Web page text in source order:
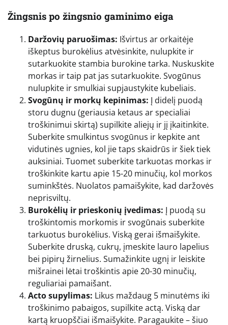
Žingsnis po žingsnio gaminimo eiga
Daržovių paruošimas: Išvirtus ar orkaitėje
iškeptus burokėlius atvėsinkite, nulupkite ir
sutarkuokite stambia burokine tarka. Nuskuskite
morkas ir taip pat jas sutarkuokite. Svogūnus
nulupkite ir smulkiai supjaustykite kubeliais.
Svogūnų ir morkų kepinimas: Į didelį puodą
storu dugnu (geriausia ketaus ar specialiai
troškinimui skirtą) supilkite aliejų ir jį įkaitinkite.
Suberkite smulkintus svogūnus ir kepkite ant
vidutinės ugnies, kol jie taps skaidrūs ir šiek tiek
auksiniai. Tuomet suberkite tarkuotas morkas ir
troškinkite kartu apie 15-20 minučių, kol morkos
suminkštės. Nuolatos pamaišykite, kad daržovės
neprisviltų.
Burokėlių ir prieskonių įvedimas: Į puodą su
troškintomis morkomis ir svogūnais suberkite
tarkuotus burokėlius. Viską gerai išmaišykite.
Suberkite druską, cukrų, įmeskite lauro lapelius
bei pipirų žirnelius. Sumažinkite ugnį ir leiskite
mišrainei lėtai troškintis apie 20-30 minučių,
reguliariai pamaišant.
Acto supylimas: Likus maždaug 5 minutėms iki
troškinimo pabaigos, supilkite actą. Viską dar
kartą kruopščiai išmaišykite. Paragaukite – šiuo